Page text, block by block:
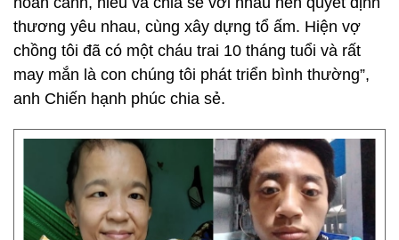
thương yêu nhau, cùng xây dựng tổ ấm. Hiện vợ
chồng tôi đã có một cháu trai 10 tháng tuổi và rất
may mắn là con chúng tôi phát triển bình thường”,
anh Chiến hạnh phúc chia sẻ.